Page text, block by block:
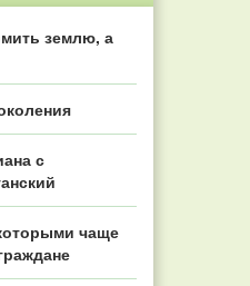
землю, а
с
чаще